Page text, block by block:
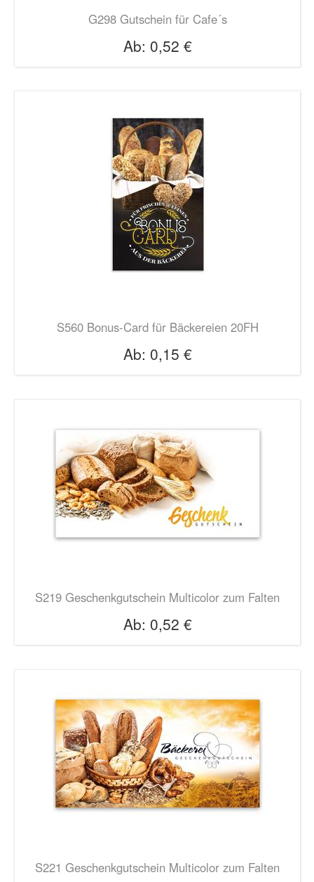
G298 Gutschein für Cafe´s
Ab: 0,52 €
S560 Bonus-Card für Bäckereien 20FH
Ab: 0,15 €
S219 Geschenkgutschein Multicolor zum Falten
Ab: 0,52 €
S221 Geschenkgutschein Multicolor zum Falten